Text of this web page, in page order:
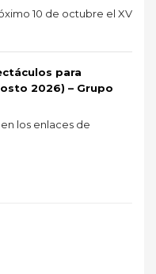
10 de octubre el XV
para
2026) – Grupo
los enlaces de